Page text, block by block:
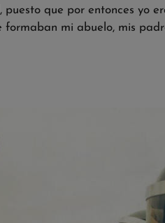
que por entonces yo
mi abuelo, mis